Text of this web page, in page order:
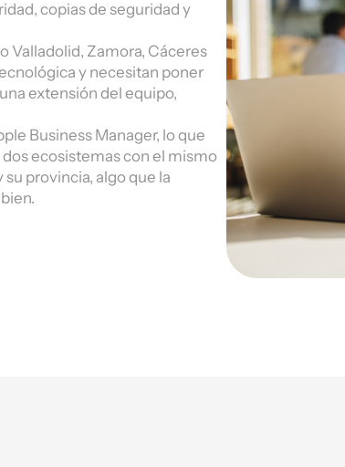
copias de seguridad y
Valladolid, Zamora, Cáceres
y necesitan poner
extensión del equipo,
Business Manager, lo que
ecosistemas con el mismo
provincia, algo que la